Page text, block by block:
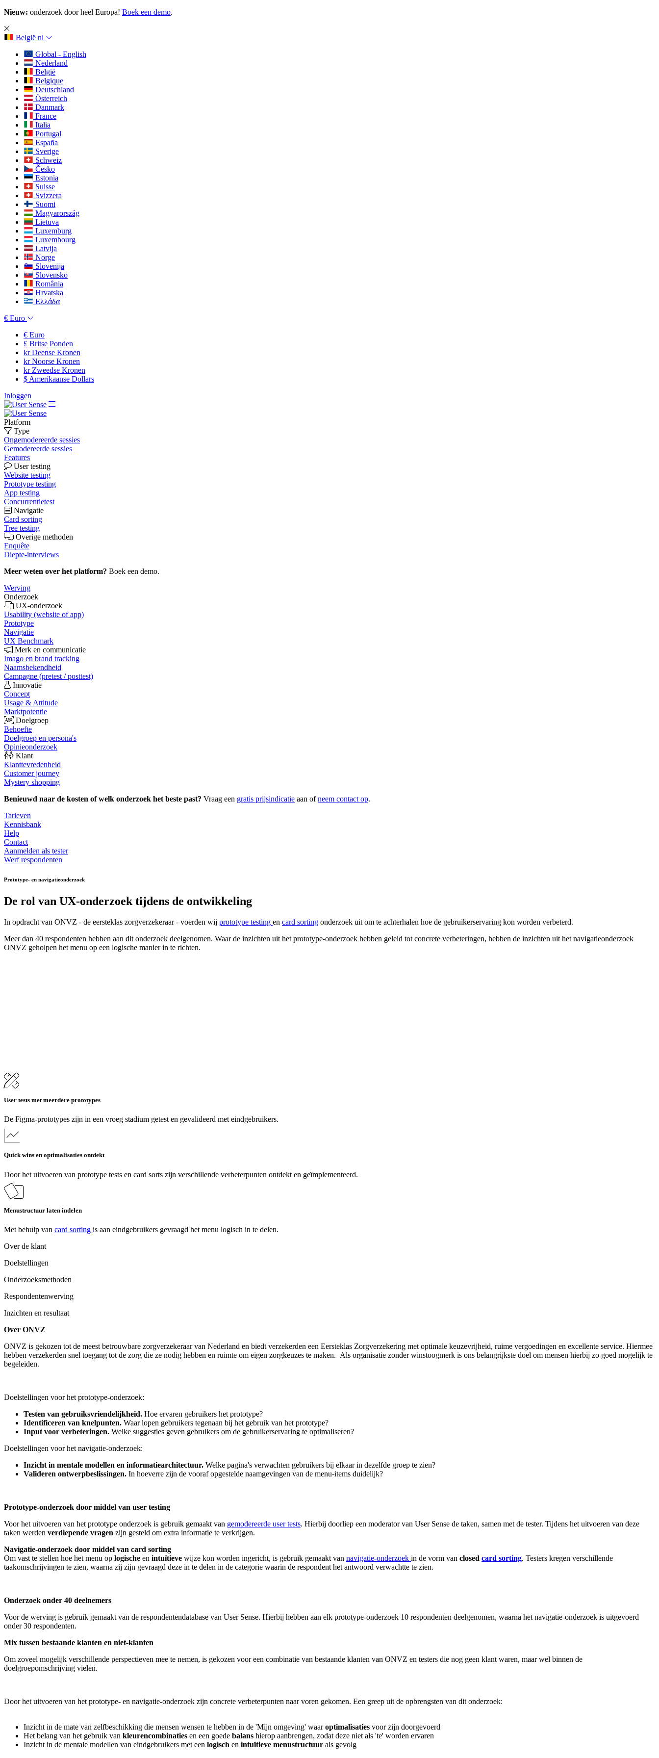
Nieuw: onderzoek door heel Europa! Boek een demo.
België nl
Global - English
Nederland
België
Belgique
Deutschland
Österreich
Danmark
France
Italia
Portugal
España
Sverige
Schweiz
Česko
Estonia
Suisse
Svizzera
Suomi
Magyarország
Lietuva
Luxemburg
Luxembourg
Latvija
Norge
Slovenija
Slovensko
România
Hrvatska
Ελλάδα
€ Euro
€ Euro
£ Britse Ponden
krDeense Kronen
krNoorse Kronen
krZweedse Kronen
$ Amerikaanse Dollars
Inloggen
Platform
Type
Ongemodereerde sessies
Gemodereerde sessies
Features
User testing
Website testing
Prototype testing
App testing
Concurrentietest
Navigatie
Card sorting
Tree testing
Overige methoden
Enquête
Diepte-interviews
Meer weten over het platform? Boek een demo.
Werving
Onderzoek
UX-onderzoek
Usability (website of app)
Prototype
Navigatie
UX Benchmark
Merk en communicatie
Imago en brand tracking
Naamsbekendheid
Campagne (pretest / posttest)
Innovatie
Concept
Usage & Attitude
Marktpotentie
Doelgroep
Behoefte
Doelgroep en persona's
Opinieonderzoek
Klant
Klanttevredenheid
Customer journey
Mystery shopping
Benieuwd naar de kosten of welk onderzoek het beste past? Vraag een gratis prijsindicatie aan ofneem contact op.
Tarieven
Kennisbank
Help
Contact
Aanmelden als tester
Werf respondenten
Prototype- en navigatieonderzoek
De rol van UX-onderzoek tijdens de ontwikkeling
In opdracht van ONVZ - de eersteklas zorgverzekeraar - voerden wij prototype testing en card sorting onderzoek uit om te achterhalen hoe de gebruikerservaring kon worden verbeterd.
Meer dan 40 respondenten hebben aan dit onderzoek deelgenomen. Waar de inzichten uit het prototype-onderzoek hebben geleid tot concrete verbeteringen, hebben de inzichten uit het navigatieonderzoek
ONVZ geholpen het menu op een logische manier in te richten.
User tests met meerdere prototypes
De Figma-prototypes zijn in een vroeg stadium getest en gevalideerd met eindgebruikers.
Quick wins en optimalisaties ontdekt
Door het uitvoeren van prototype tests en card sorts zijn verschillende verbeterpunten ontdekt en geïmplementeerd.
Menustructuur laten indelen
Met behulp van card sorting is aan eindgebruikers gevraagd het menu logisch in te delen.
Over de klant
Doelstellingen
Onderzoeksmethoden
Respondentenwerving
Inzichten en resultaat
Over ONVZ
ONVZ is gekozen tot de meest betrouwbare zorgverzekeraar van Nederland en biedt verzekerden een Eersteklas Zorgverzekering met optimale keuzevrijheid, ruime vergoedingen en excellente service. Hiermee
hebben verzekerden snel toegang tot de zorg die ze nodig hebben en ruimte om eigen zorgkeuzes te maken. Als organisatie zonder winstoogmerk is ons belangrijkste doel om mensen hierbij zo goed mogelijk te
begeleiden.
Doelstellingen voor het prototype-onderzoek:
Testen van gebruiksvriendelijkheid. Hoe ervaren gebruikers het prototype?
Identificeren van knelpunten. Waar lopen gebruikers tegenaan bij het gebruik van het prototype?
Input voor verbeteringen. Welke suggesties geven gebruikers om de gebruikerservaring te optimaliseren?
Doelstellingen voor het navigatie-onderzoek:
Inzicht in mentale modellen en informatiearchitectuur. Welke pagina's verwachten gebruikers bij elkaar in dezelfde groep te zien?
Valideren ontwerpbeslissingen. In hoeverre zijn de vooraf opgestelde naamgevingen van de menu-items duidelijk?
Prototype-onderzoek door middel van user testing
Voor het uitvoeren van het prototype onderzoek is gebruik gemaakt van gemodereerde user tests. Hierbij doorliep een moderator van User Sense de taken, samen met de tester. Tijdens het uitvoeren van deze
taken werden verdiepende vragen zijn gesteld om extra informatie te verkrijgen.
Navigatie-onderzoek door middel van card sorting
Om vast te stellen hoe het menu op logische en intuïtieve wijze kon worden ingericht, is gebruik gemaakt van navigatie-onderzoek in de vorm van closed card sorting. Testers kregen verschillende
taakomschrijvingen te zien, waarna zij zijn gevraagd deze in te delen in de categorie waarin de respondent het antwoord verwachtte te zien.
Onderzoek onder 40 deelnemers
Voor de werving is gebruik gemaakt van de respondentendatabase van User Sense. Hierbij hebben aan elk prototype-onderzoek 10 respondenten deelgenomen, waarna het navigatie-onderzoek is uitgevoerd
onder 30 respondenten.
Mix tussen bestaande klanten en niet-klanten
Om zoveel mogelijk verschillende perspectieven mee te nemen, is gekozen voor een combinatie van bestaande klanten van ONVZ en testers die nog geen klant waren, maar wel binnen de
doelgroepomschrijving vielen.
Door het uitvoeren van het prototype- en navigatie-onderzoek zijn concrete verbeterpunten naar voren gekomen. Een greep uit de opbrengsten van dit onderzoek:
Inzicht in de mate van zelfbeschikking die mensen wensen te hebben in de 'Mijn omgeving' waaroptimalisaties voor zijn doorgevoerd
Het belang van het gebruik van kleurencombinaties en een goede balans hierop aanbrengen, zodat deze niet als 'te' worden ervaren
Inzicht in de mentale modellen van eindgebruikers met een logisch en intuïtieve menustructuur als gevolg